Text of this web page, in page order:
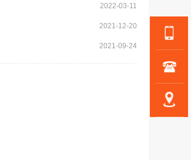
2022-03-11
2021-12-20
2021-09-24